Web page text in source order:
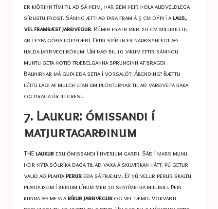
er kjörinn tími til að sá þeim, þar sem þeir þola auðveldlega
síðustu frost. Sáning ætti að fara fram á 5 cm dýpi í alaus,
vel framræst jarðvegur. Rúmið fræin með 20 cm millibili til
að leyfa góða loftflæði. Eftir spírun er nauðsynlegt að
halda jarðvegi rökum. Um það bil 10 vikum eftir sáningu
muntu geta notið fræbelganna sprunginn af bragði.
Baunirnar má gufa eða setja í vorsalöt. Ábending? Bættu
léttu lagi af mulch utan um plönturnar til að varðveita raka
og draga úr illgresi.
7. Laukur: ómissandi í
matjurtagarðinum
THElaukureru ómissandi í hverjum garði. Sáð í mars munu
þeir nýta sólríka daga til að vaxa á skilvirkan hátt. Þú getur
valið að plantaperureða sá fræjum. Ef þú velur perur skaltu
planta þeim í beinum línum með 10 sentímetra millibili. Þeir
kunna að meta aríkur jarðvegur og vel tæmd. Vökvaðu